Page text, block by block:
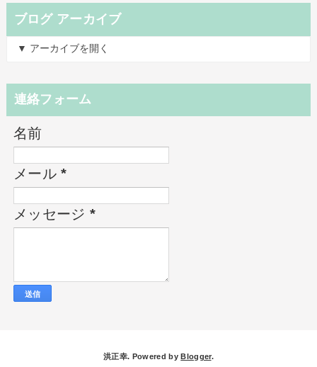
ブログ アーカイブ
▼ アーカイブを開く
連絡フォーム
名前
メール*
メッセージ *
洪正幸. Powered by Blogger.